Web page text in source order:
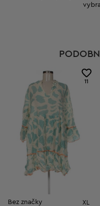
11
Bez značky XL